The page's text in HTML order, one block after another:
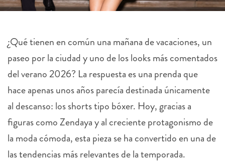
¿Qué tienen en común una mañana de vacaciones, un
paseo por la ciudad y uno de los looks más comentados
del verano 2026? La respuesta es una prenda que
hace apenas unos años parecía destinada únicamente
al descanso: los shorts tipo bóxer. Hoy, gracias a
figuras como Zendaya y al creciente protagonismo de
la moda cómoda, esta pieza se ha convertido en una de
las tendencias más relevantes de la temporada.